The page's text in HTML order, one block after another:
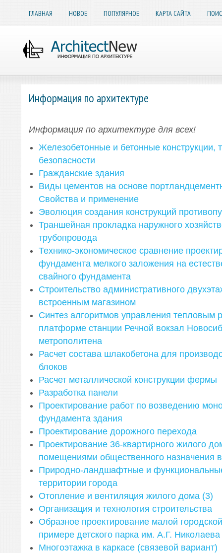
ГЛАВНАЯ НОВОЕ ПОПУЛЯРНОЕ КАРТА САЙТА
Информация по архитектуре
Информация по архитектуре для всех!
Железобетонные и бетонные конструкции,
безопасности
Гражданские здания
Виды цементов на основе
Свойства и применение
Эволюция создания конструкций
Траншейная прокладка наружного
трубопровода
Технико-экономическое сравнение
фундамента мелкого заложения на
свайного фундамента
Строительство административного
встроенным магазином
Синтез алгоритмов управления тепловым
платформе станции Речной вокзал
метрополитена
Расчет состава шлакобетона для
блоков
Расчет металлической конструкции фермы
Разработка панели
Проектирование работ по возведению
фундамента здания
Проектирование дорожного перехода
Проектирование 36-квартирного жилого
помещениями общественного назначения
Природно-ландшафтные и
территории города
Отопление и вентиляция жилого дома (3)
Организация и технология строительства
Образное проектирование малой
примере детского парка им. А.Г. Николаева
Многоэтажка в каркасе (связевой вариант)